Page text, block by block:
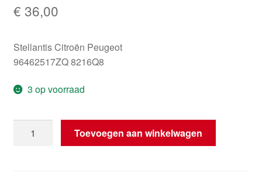
€ 36,00
Stellantis Citroën Peugeot
96462517ZQ 8216Q8
3 op voorraad
Toevoegen aan winkelwagen